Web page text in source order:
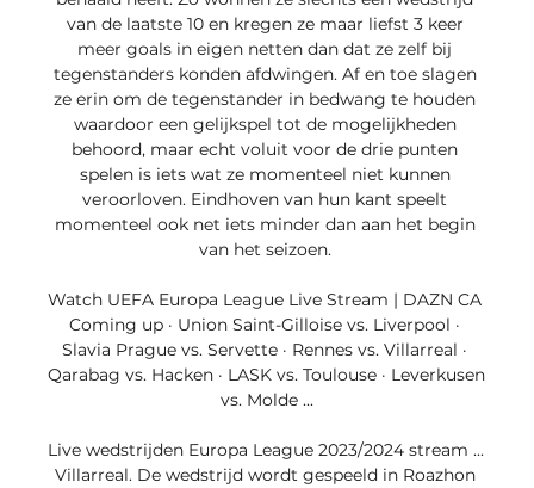
van de laatste 10 en kregen ze maar liefst 3 keer
meer goals in eigen netten dan dat ze zelf bij
tegenstanders konden afdwingen. Af en toe slagen
ze erin om de tegenstander in bedwang te houden
waardoor een gelijkspel tot de mogelijkheden
behoord, maar echt voluit voor de drie punten
spelen is iets wat ze momenteel niet kunnen
veroorloven. Eindhoven van hun kant speelt
momenteel ook net iets minder dan aan het begin
van het seizoen.
Watch UEFA Europa League Live Stream | DAZN CA
Coming up · Union Saint-Gilloise vs. Liverpool ·
Slavia Prague vs. Servette · Rennes vs. Villarreal ·
Qarabag vs. Hacken · LASK vs. Toulouse · Leverkusen
vs. Molde ...
Live wedstrijden Europa League 2023/2024 stream ...
Villarreal. De wedstrijd wordt gespeeld in Roazhon